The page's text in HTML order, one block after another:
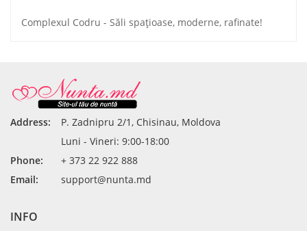
Complexul Codru - Săli spaţioase, moderne, rafinate!
Address:
P. Zadnipru 2/1, Chisinau, Moldova
Luni - Vineri: 9:00-18:00
Phone:
+ 373 22 922 888
Email:
support@nunta.md
INFO